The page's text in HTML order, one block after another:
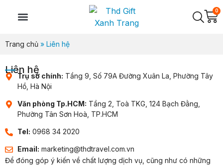
0
Trang chủ » Liên hệ
Liên hệ
Trụ sở chính: Tầng 9, Số 79A Đường Xuân La, Phường Tây
Hồ, Hà Nội
Văn phòng Tp.HCM: Tầng 2, Toà TKG, 124 Bạch Đằng,
Phường Tân Sơn Hoà, TP.HCM
Tel: 0968 34 2020
Email: marketing@thdtravel.com.vn
Để đóng góp ý kiến về chất lượng dịch vụ, cũng như có những